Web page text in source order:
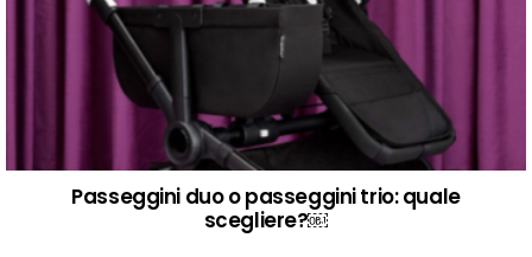
Passeggini duo o passeggini trio: quale
scegliere?￼